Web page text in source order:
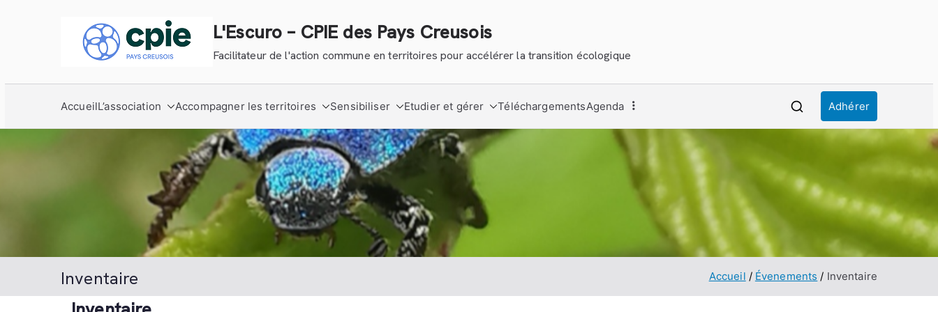
L'Escuro – CPIE des Pays Creusois
Facilitateur de l'action commune en territoires pour accélérer la transition écologique
AccueilL’association Accompagner les territoires Sensibiliser Etudier et gérer TéléchargementsAgenda Adhérer
Inventaire Accueil Évenements Inventaire